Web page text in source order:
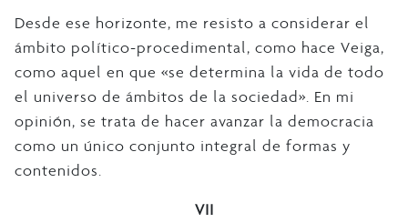
Desde ese horizonte, me resisto a considerar el
ámbito político-procedimental, como hace Veiga,
como aquel en que «se determina la vida de todo
el universo de ámbitos de la sociedad». En mi
opinión, se trata de hacer avanzar la democracia
como un único conjunto integral de formas y
contenidos.
VII